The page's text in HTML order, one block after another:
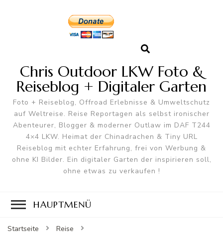
Chris Outdoor LKW Foto &
Reiseblog + Digitaler Garten
Foto + Reiseblog, Offroad Erlebnisse & Umweltschutz
auf Weltreise. Reise Reportagen als selbst ironischer
Abenteurer, Blogger & moderner Outlaw im DAF T244
4×4 LKW. Heimat der Chinadrachen & Tiny URL
Reiseblog mit echter Erfahrung, frei von Werbung &
ohne KI Bilder. Ein digitaler Garten der inspirieren soll,
ohne etwas zu verkaufen !
HAUPTMENÜ
Startseite
Reise